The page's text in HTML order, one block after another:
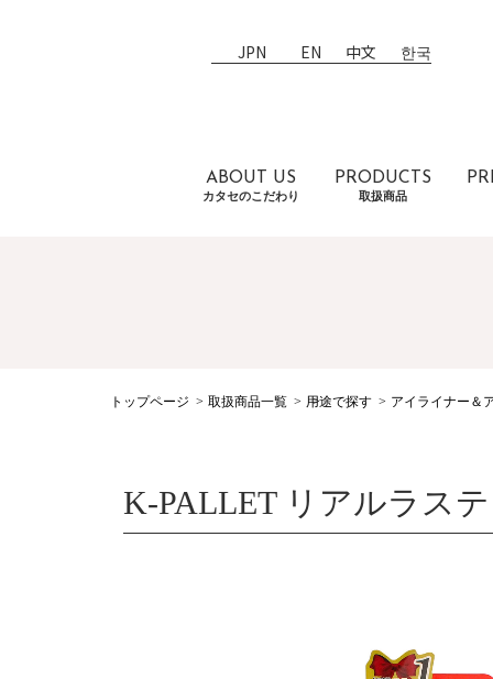
JPN EN 中文 한국
ABOUT US
カタセのこだわり
PRODUCTS
取扱商品
トップページ 取扱商品一覧 用途で探す アイライナー＆
K-PALLET リアルラス